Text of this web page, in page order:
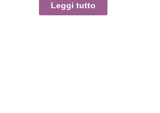
Leggi tutto